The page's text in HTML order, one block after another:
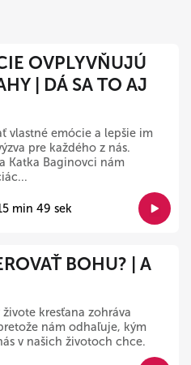
OVPLYVŇUJÚ
| DÁ SA TO AJ
vlastné emócie a lepšie im
pre každého z nás.
Katka Baginovci nám
min 49 sek
BOHU? | A
kresťana zohráva
nám odhaľuje, kým
v našich životoch chce.